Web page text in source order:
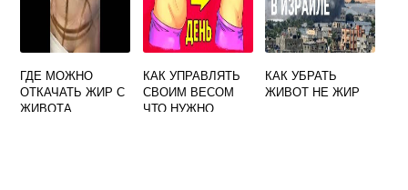
ГДЕ МОЖНО
ОТКАЧАТЬ ЖИР С
ЖИВОТА
КАК УПРАВЛЯТЬ
СВОИМ ВЕСОМ
ЧТО НУЖНО
КАК УБРАТЬ
ЖИВОТ НЕ ЖИР